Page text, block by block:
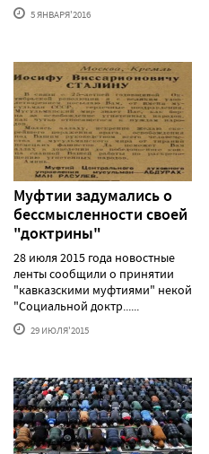
5 ЯНВАРЯ'2016
Муфтии задумались о
бессмысленности своей
"доктрины"
28 июля 2015 года новостные
ленты сообщили о принятии
"кавказскими муфтиями" некой
"Социальной доктр......
29 ИЮЛЯ'2015